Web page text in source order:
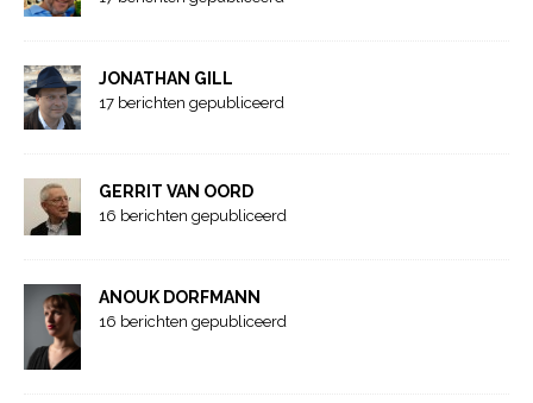
JONATHAN GILL
17 berichten gepubliceerd
GERRIT VAN OORD
16 berichten gepubliceerd
ANOUK DORFMANN
16 berichten gepubliceerd